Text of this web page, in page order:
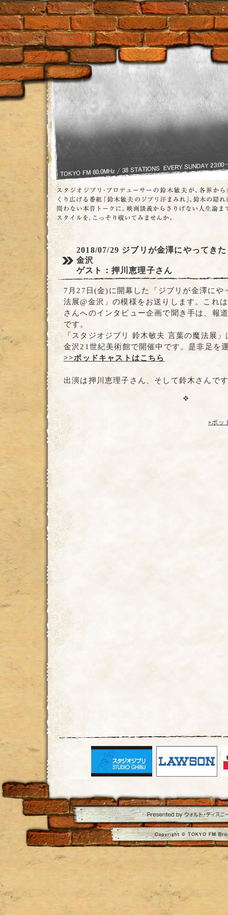
2018/07/29 ジブリが金澤にやってき
金沢
ゲスト：押川恵理子さん
7月27日(金)に開幕した「ジブリが金澤にや
法展@金沢」の模様をお送りします。これ
さんへのインタビュー企画で聞き手は、報
です。
「スタジオジブリ 鈴木敏夫 言葉の魔法展
金沢21世紀美術館で開催中です。是非足を
>>ポッドキャストはこちら
出演は押川恵理子さん、そして鈴木さんで
»ポッ